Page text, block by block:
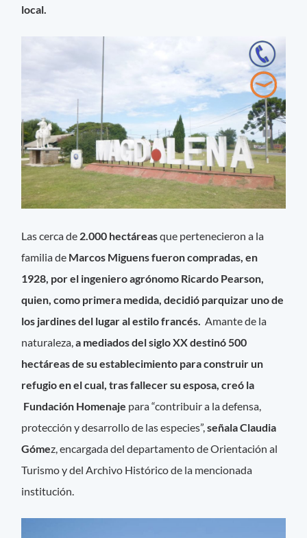
local.
Las cerca de 2.000 hectáreasque pertenecieron a la
familia de Marcos Miguens fueron compradas, en
1928, por el ingeniero agrónomo Ricardo Pearson,
quien, como primera medida, decidió parquizar uno de
los jardines del lugar al estilo francés.Amante de la
naturaleza,a mediados del siglo XX destinó 500
hectáreas de su establecimiento para construir un
refugio en el cual, tras fallecer su esposa, creó la
Fundación Homenaje para “contribuir a la defensa,
protección y desarrollo de las especies”,señala Claudia
Gómez, encargada del departamento de Orientación al
Turismo y del Archivo Histórico de la mencionada
institución.